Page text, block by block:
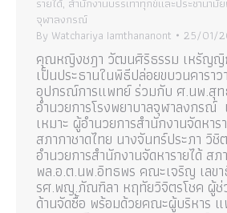
จุฬาลงกรณ์
By Watchariya Iamthananont 25/01/
คุณหญิงชฎา วัฒนศิริธรรม เหรัญญิ
เป็นประธานในพิธีปล่อยขบวนคาร
อุปกรณ์การแพทย์ ร่วมกับ ศ.นพ.สุ
อำนวยการโรงพยาบาลจุฬาลงกรณ์
เหมาะ ผู้อำนวยการสำนักงานจัดหาร
สภากาชาดไทย นางจันทร์ประภา วิ
อำนวยการสำนักงานจัดหารายได้ สภ
พล.อ.ต.นพ.อิทธพร คณะเจริญ เลข
รศ.พญ.ภัณฑิลา หฤทัยวิจิตรโชค ผู้ช่
ด้านจัดซื้อ พร้อมด้วยคณะผู้บริหาร